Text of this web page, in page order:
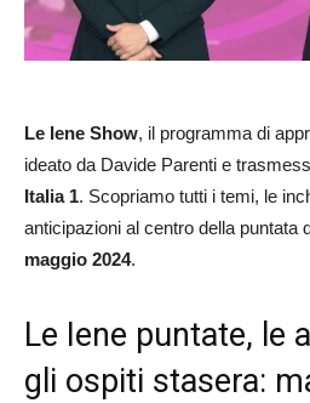
Le Iene Show, il programma di
ideato da Davide Parenti e
Italia 1. Scopriamo tutti i temi, le
anticipazioni al centro della puntata
maggio 2024.
Le Iene puntate, le
gli ospiti stasera: